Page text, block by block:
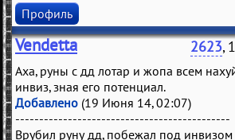
Профиль
Vendetta 2623,
Аха, руны с дд лотар и жопа всем
инвиз, зная его потенциал.
Добавлено (19 Июня 14, 02:07)
---------------------------------------------
Врубил руну дд, побежал под